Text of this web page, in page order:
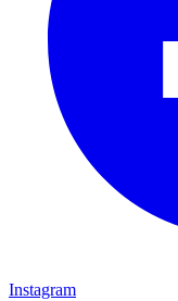
Instagram